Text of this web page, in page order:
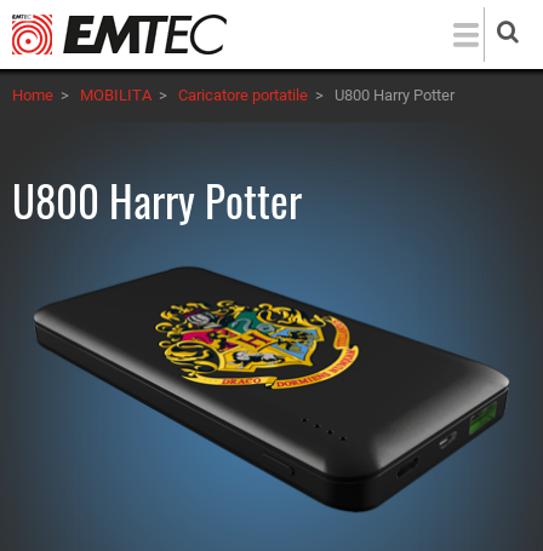
Salta
al
contenuto
principale
Home > MOBILITA > Caricatore portatile > U800 Harry Potter
U800 Harry Potter